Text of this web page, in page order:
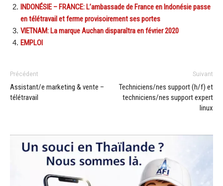
INDONÉSIE – FRANCE: L’ambassade de France en Indonésie passe
en télétravail et ferme provisoirement ses portes
VIETNAM: La marque Auchan disparaîtra en février 2020
EMPLOI
Précédent
Assistant/e marketing & vente –
télétravail
Suivant
Techniciens/nes support (h/f) et
techniciens/nes support expert
linux